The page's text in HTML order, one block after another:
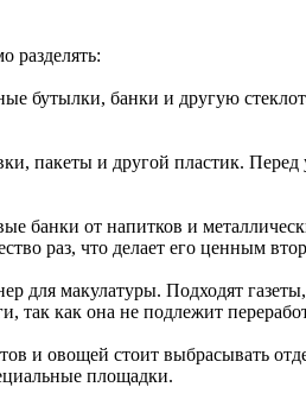
разделять:
бутылки, банки и другую
пакеты и другой пластик. Перед
банки от напитков и
раз, что делает его ценным
для макулатуры. Подходят
так как она не подлежит
и овощей стоит выбрасывать
площадки.